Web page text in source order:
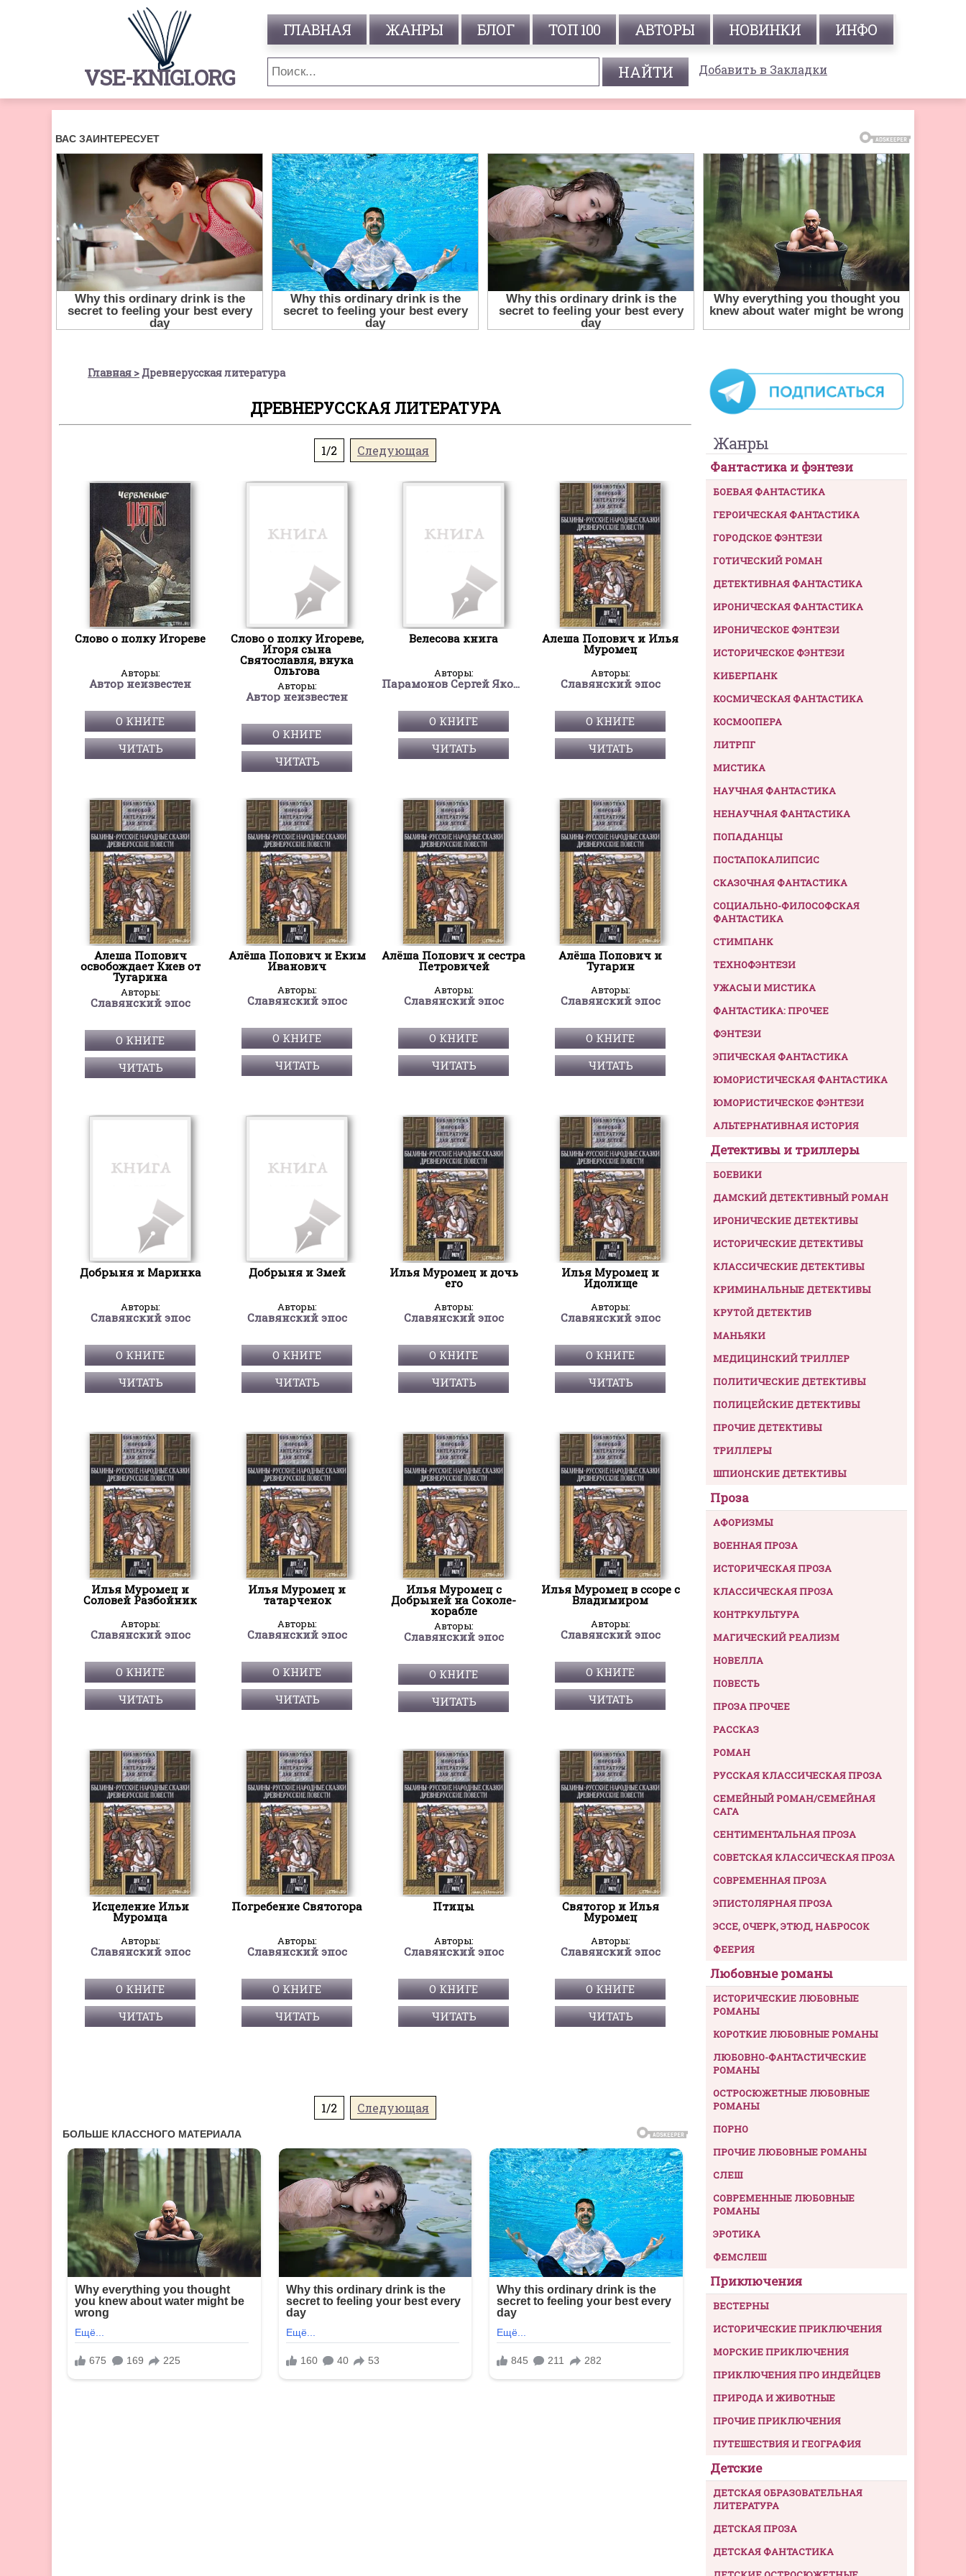
VSE-KNIGI.ORG
ГЛАВНАЯ ЖАНРЫ БЛОГ ТОП 100 АВТОРЫ НОВИНКИ ИНФО
Добавить в Закладки
Главная Древнерусская литература
ДРЕВНЕРУССКАЯ ЛИТЕРАТУРА
1/2 Следующая
Слово о полку Игореве
Авторы:
Автор неизвестен
О КНИГЕ
ЧИТАТЬ
Слово о полку Игореве,
Игоря сына
Святославля, внука
Ольгова
Авторы:
Автор неизвестен
О КНИГЕ
ЧИТАТЬ
Велесова книга
Авторы:
Парамонов Сергей Яковлевич
О КНИГЕ
ЧИТАТЬ
Алеша Попович и Илья
Муромец
Авторы:
Славянский эпос
О КНИГЕ
ЧИТАТЬ
Алеша Попович
освобождает Киев от
Тугарина
Авторы:
Славянский эпос
О КНИГЕ
ЧИТАТЬ
Алёша Попович и Еким
Иванович
Авторы:
Славянский эпос
О КНИГЕ
ЧИТАТЬ
Алёша Попович и сестра
Петровичей
Авторы:
Славянский эпос
О КНИГЕ
ЧИТАТЬ
Алёша Попович и
Тугарин
Авторы:
Славянский эпос
О КНИГЕ
ЧИТАТЬ
Добрыня и Маринка
Авторы:
Славянский эпос
О КНИГЕ
ЧИТАТЬ
Добрыня и Змей
Авторы:
Славянский эпос
О КНИГЕ
ЧИТАТЬ
Илья Муромец и дочь
его
Авторы:
Славянский эпос
О КНИГЕ
ЧИТАТЬ
Илья Муромец и
Идолище
Авторы:
Славянский эпос
О КНИГЕ
ЧИТАТЬ
Илья Муромец и
Соловей Разбойник
Авторы:
Славянский эпос
О КНИГЕ
ЧИТАТЬ
Илья Муромец и
татарченок
Авторы:
Славянский эпос
О КНИГЕ
ЧИТАТЬ
Илья Муромец с
Добрыней на Соколе-
корабле
Авторы:
Славянский эпос
О КНИГЕ
ЧИТАТЬ
Илья Муромец в ссоре с
Владимиром
Авторы:
Славянский эпос
О КНИГЕ
ЧИТАТЬ
Исцеление Ильи
Муромца
Авторы:
Славянский эпос
О КНИГЕ
ЧИТАТЬ
Погребение Святогора
Авторы:
Славянский эпос
О КНИГЕ
ЧИТАТЬ
Птицы
Авторы:
Славянский эпос
О КНИГЕ
ЧИТАТЬ
Святогор и Илья
Муромец
Авторы:
Славянский эпос
О КНИГЕ
ЧИТАТЬ
1/2 Следующая
Жанры
Фантастика и фэнтези
БОЕВАЯ ФАНТАСТИКА
ГЕРОИЧЕСКАЯ ФАНТАСТИКА
ГОРОДСКОЕ ФЭНТЕЗИ
ГОТИЧЕСКИЙ РОМАН
ДЕТЕКТИВНАЯ ФАНТАСТИКА
ИРОНИЧЕСКАЯ ФАНТАСТИКА
ИРОНИЧЕСКОЕ ФЭНТЕЗИ
ИСТОРИЧЕСКОЕ ФЭНТЕЗИ
КИБЕРПАНК
КОСМИЧЕСКАЯ ФАНТАСТИКА
КОСМООПЕРА
ЛИТРПГ
МИСТИКА
НАУЧНАЯ ФАНТАСТИКА
НЕНАУЧНАЯ ФАНТАСТИКА
ПОПАДАНЦЫ
ПОСТАПОКАЛИПСИС
СКАЗОЧНАЯ ФАНТАСТИКА
СОЦИАЛЬНО-ФИЛОСОФСКАЯ
ФАНТАСТИКА
СТИМПАНК
ТЕХНОФЭНТЕЗИ
УЖАСЫ И МИСТИКА
ФАНТАСТИКА: ПРОЧЕЕ
ФЭНТЕЗИ
ЭПИЧЕСКАЯ ФАНТАСТИКА
ЮМОРИСТИЧЕСКАЯ ФАНТАСТИКА
ЮМОРИСТИЧЕСКОЕ ФЭНТЕЗИ
АЛЬТЕРНАТИВНАЯ ИСТОРИЯ
Детективы и триллеры
БОЕВИКИ
ДАМСКИЙ ДЕТЕКТИВНЫЙ РОМАН
ИРОНИЧЕСКИЕ ДЕТЕКТИВЫ
ИСТОРИЧЕСКИЕ ДЕТЕКТИВЫ
КЛАССИЧЕСКИЕ ДЕТЕКТИВЫ
КРИМИНАЛЬНЫЕ ДЕТЕКТИВЫ
КРУТОЙ ДЕТЕКТИВ
МАНЬЯКИ
МЕДИЦИНСКИЙ ТРИЛЛЕР
ПОЛИТИЧЕСКИЕ ДЕТЕКТИВЫ
ПОЛИЦЕЙСКИЕ ДЕТЕКТИВЫ
ПРОЧИЕ ДЕТЕКТИВЫ
ТРИЛЛЕРЫ
ШПИОНСКИЕ ДЕТЕКТИВЫ
Проза
АФОРИЗМЫ
ВОЕННАЯ ПРОЗА
ИСТОРИЧЕСКАЯ ПРОЗА
КЛАССИЧЕСКАЯ ПРОЗА
КОНТРКУЛЬТУРА
МАГИЧЕСКИЙ РЕАЛИЗМ
НОВЕЛЛА
ПОВЕСТЬ
ПРОЗА ПРОЧЕЕ
РАССКАЗ
РОМАН
РУССКАЯ КЛАССИЧЕСКАЯ ПРОЗА
СЕМЕЙНЫЙ РОМАН/СЕМЕЙНАЯ
САГА
СЕНТИМЕНТАЛЬНАЯ ПРОЗА
СОВЕТСКАЯ КЛАССИЧЕСКАЯ ПРОЗА
СОВРЕМЕННАЯ ПРОЗА
ЭПИСТОЛЯРНАЯ ПРОЗА
ЭССЕ, ОЧЕРК, ЭТЮД, НАБРОСОК
ФЕЕРИЯ
Любовные романы
ИСТОРИЧЕСКИЕ ЛЮБОВНЫЕ
РОМАНЫ
КОРОТКИЕ ЛЮБОВНЫЕ РОМАНЫ
ЛЮБОВНО-ФАНТАСТИЧЕСКИЕ
РОМАНЫ
ОСТРОСЮЖЕТНЫЕ ЛЮБОВНЫЕ
РОМАНЫ
ПОРНО
ПРОЧИЕ ЛЮБОВНЫЕ РОМАНЫ
СЛЕШ
СОВРЕМЕННЫЕ ЛЮБОВНЫЕ
РОМАНЫ
ЭРОТИКА
ФЕМСЛЕШ
Приключения
ВЕСТЕРНЫ
ИСТОРИЧЕСКИЕ ПРИКЛЮЧЕНИЯ
МОРСКИЕ ПРИКЛЮЧЕНИЯ
ПРИКЛЮЧЕНИЯ ПРО ИНДЕЙЦЕВ
ПРИРОДА И ЖИВОТНЫЕ
ПРОЧИЕ ПРИКЛЮЧЕНИЯ
ПУТЕШЕСТВИЯ И ГЕОГРАФИЯ
Детские
ДЕТСКАЯ ОБРАЗОВАТЕЛЬНАЯ
ЛИТЕРАТУРА
ДЕТСКАЯ ПРОЗА
ДЕТСКАЯ ФАНТАСТИКА